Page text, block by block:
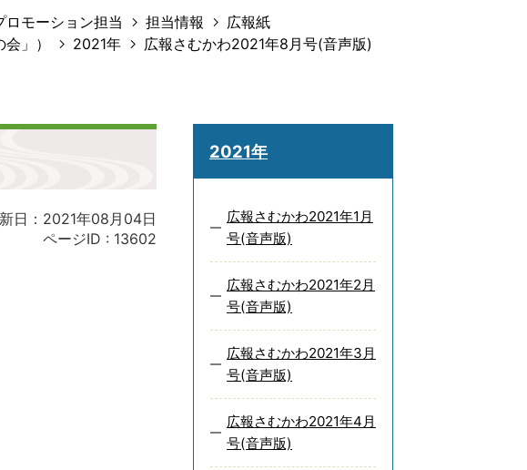
ロモーション担当 担当情報
広報紙
」）
2021年 広報さむかわ2021年8月号(音声版)
日：2021年08月04日
ページID : 13602
2021年
広報さむかわ2021年1月
号(音声版)
広報さむかわ2021年2月
号(音声版)
広報さむかわ2021年3月
号(音声版)
広報さむかわ2021年4月
号(音声版)